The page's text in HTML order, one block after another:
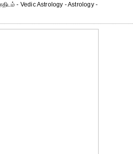
- Vedic Astrology - Astrology -